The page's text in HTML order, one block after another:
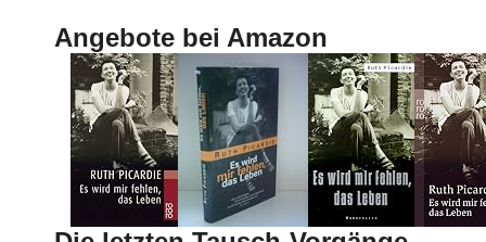
Angebote bei Amazon